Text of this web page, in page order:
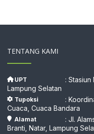
TENTANG KAMI
UPT
: Stasiun
Lampung Selatan
Tupoksi
:
Cuaca, Cuaca Bandara
Alamat
: Jl.
Branti, Natar, Lampung